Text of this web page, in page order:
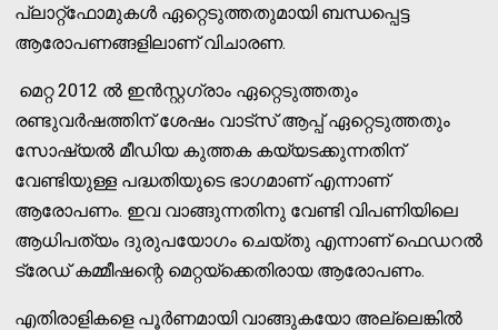
പ്ലാറ്റ്‌ഫോമുകള്‍ ഏറ്റെടുത്തതുമായി ബന്ധപ്പെട്ട
ആരോപണങ്ങളിലാണ് വിചാരണ.
മെറ്റ 2012 ല്‍ ഇന്‍സ്റ്റഗ്രാം ഏറ്റെടുത്തതും
രണ്ടുവര്‍ഷത്തിന് ശേഷം വാട്‌സ് ആപ്പ് ഏറ്റെടുത്തതും
സോഷ്യല്‍ മീഡിയ കുത്തക കയ്യടക്കുന്നതിന്
വേണ്ടിയുള്ള പദ്ധതിയുടെ ഭാഗമാണ് എന്നാണ്
ആരോപണം. ഇവ വാങ്ങുന്നതിനു വേണ്ടി വിപണിയിലെ
ആധിപത്യം ദുരുപയോഗം ചെയ്തു എന്നാണ് ഫെഡറല്‍
ട്രേഡ് കമ്മീഷന്റെ മെറ്റയ്‌ക്കെതിരായ ആരോപണം.
എതിരാളികളെ പൂര്‍ണമായി വാങ്ങുകയോ അല്ലെങ്കില്‍